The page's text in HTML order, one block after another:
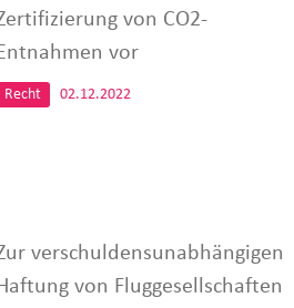
von CO2-
vor
Recht 02.12.2022
verschuldensunabhängigen
von Fluggesellschaften